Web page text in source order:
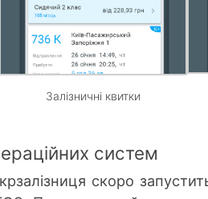
Залізничні квитки
систем
скоро